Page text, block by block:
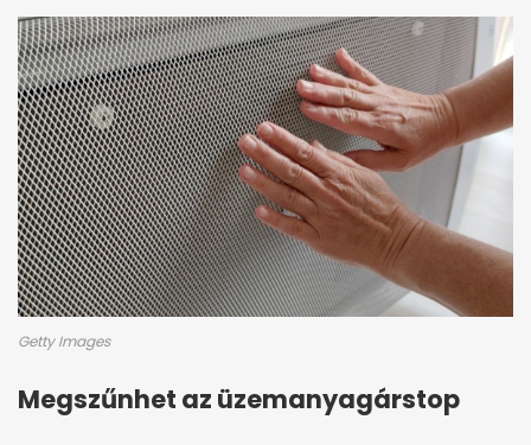
Getty Images
Megszűnhet az üzemanyagárstop